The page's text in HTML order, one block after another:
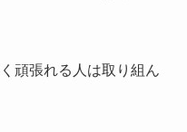
頑張れる人は取り組ん